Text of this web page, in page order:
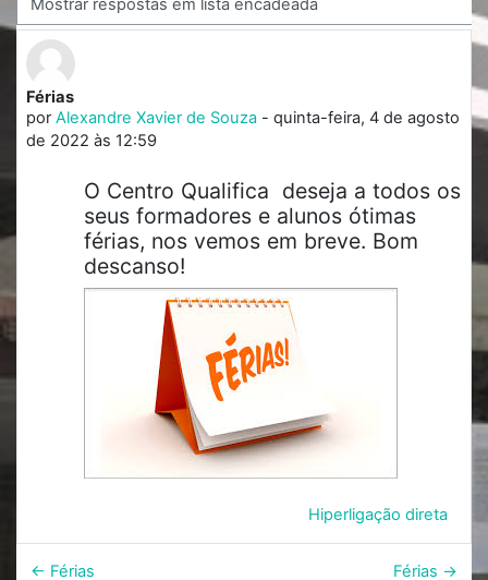
Modo de visualização
Férias
porAlexandre Xavier de Souza - quinta-feira, 4 de agosto
de 2022 às 12:59
Número de respostas: 0
O Centro Qualifica deseja a todos os
seus formadores e alunos ótimas
férias, nos vemos em breve. Bom
descanso!
Hiperligação direta
← Férias Férias →